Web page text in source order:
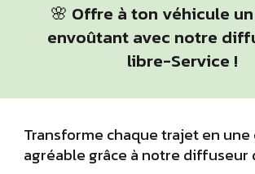
🌸 Offre àton véhicule
envoûtant avec notre
libre-Service !
Transforme chaque trajet en
agréable grâce à notre diffuseur